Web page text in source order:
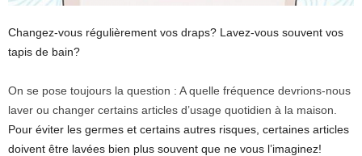
Changez-vous régulièrement vos draps? Lavez-vous souvent vos
tapis de bain?
On se pose toujours la question : A quelle fréquence devrions-nous
laver ou changer certains articles d’usage quotidien à la maison.
Pour éviter les germes et certains autres risques, certaines articles
doivent être lavées bien plus souvent que ne vous l’imaginez!